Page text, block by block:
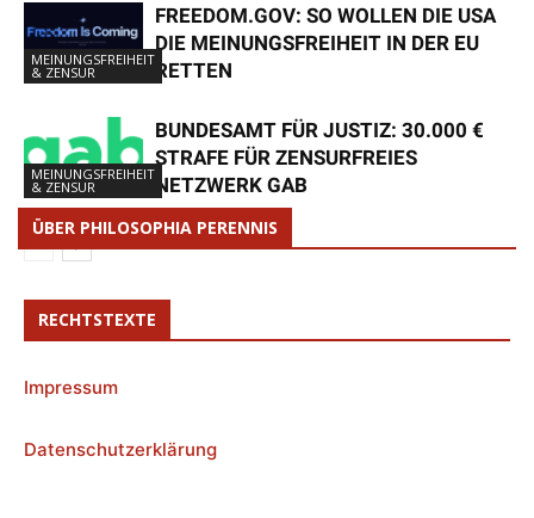
MEINUNGSFREIHEIT
& ZENSUR
FREEDOM.GOV: SO WOLLEN DIE USA
DIE MEINUNGSFREIHEIT IN DER EU
RETTEN
MEINUNGSFREIHEIT
& ZENSUR
BUNDESAMT FÜR JUSTIZ: 30.000 €
STRAFE FÜR ZENSURFREIES
NETZWERK GAB
ÜBER PHILOSOPHIA PERENNIS
RECHTSTEXTE
Impressum
Datenschutzerklärung